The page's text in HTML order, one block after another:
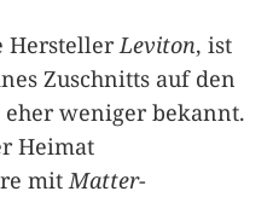
Hersteller Leviton, ist
Zuschnitts auf den
weniger bekannt.
Heimat
mit Matter-